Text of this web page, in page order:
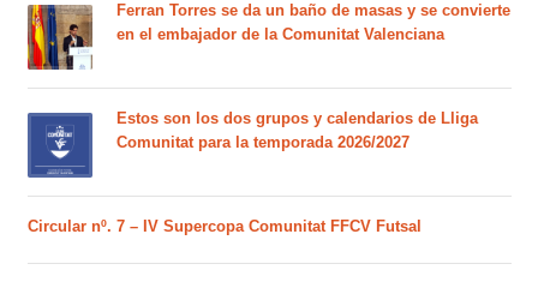
Ferran Torres se da un baño de masas y se convierte
en el embajador de la Comunitat Valenciana
Estos son los dos grupos y calendarios de Lliga
Comunitat para la temporada 2026/2027
Circular nº. 7 – IV Supercopa Comunitat FFCV Futsal